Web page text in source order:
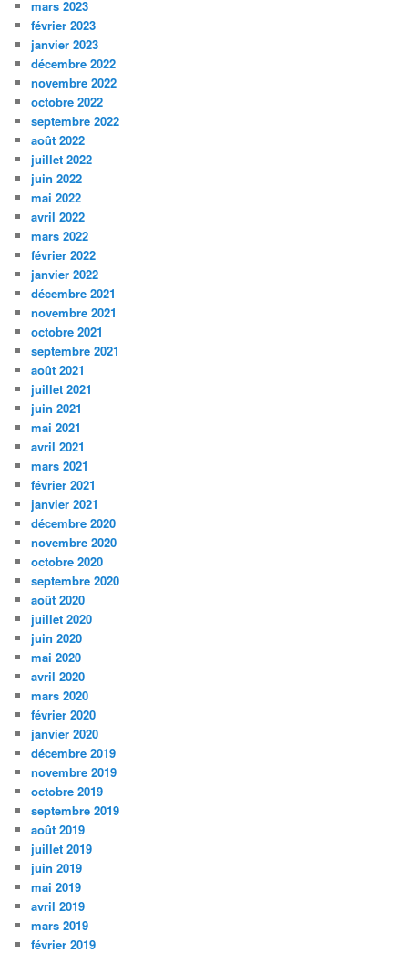
mars 2023
février 2023
janvier 2023
décembre 2022
novembre 2022
octobre 2022
septembre 2022
août 2022
juillet 2022
juin 2022
mai 2022
avril 2022
mars 2022
février 2022
janvier 2022
décembre 2021
novembre 2021
octobre 2021
septembre 2021
août 2021
juillet 2021
juin 2021
mai 2021
avril 2021
mars 2021
février 2021
janvier 2021
décembre 2020
novembre 2020
octobre 2020
septembre 2020
août 2020
juillet 2020
juin 2020
mai 2020
avril 2020
mars 2020
février 2020
janvier 2020
décembre 2019
novembre 2019
octobre 2019
septembre 2019
août 2019
juillet 2019
juin 2019
mai 2019
avril 2019
mars 2019
février 2019